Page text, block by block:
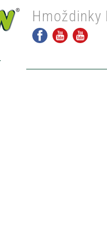
Hmoždinky